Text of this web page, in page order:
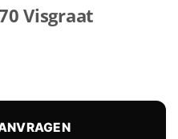
Visgraat